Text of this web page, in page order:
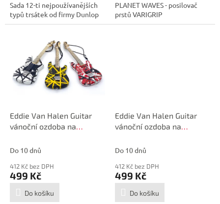
Sada 12-ti nejpoužívanějších
typů trsátek od firmy Dunlop
PLANET WAVES - posilovač
prstů VARIGRIP
Eddie Van Halen Guitar
vánoční ozdoba na
Do 10 dnů
412 Kč bez DPH
499 Kč
Do košíku
Eddie Van Halen Guitar
vánoční ozdoba na
Do 10 dnů
412 Kč bez DPH
499 Kč
Do košíku